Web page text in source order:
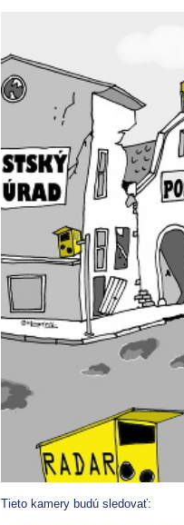
Tieto kamery budú sledovať: